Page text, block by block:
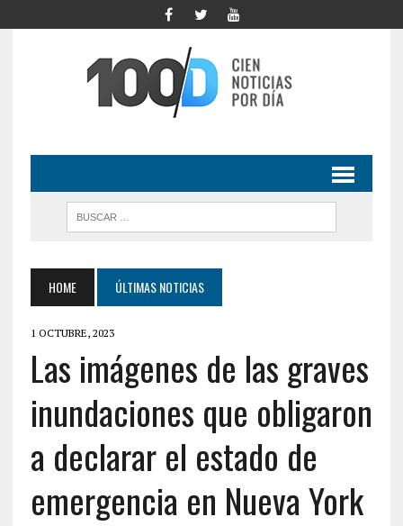
HOME ÚLTIMAS NOTICIAS
1 OCTUBRE, 2023
Las imágenes de las graves
inundaciones que obligaron
a declarar el estado de
emergencia en Nueva York